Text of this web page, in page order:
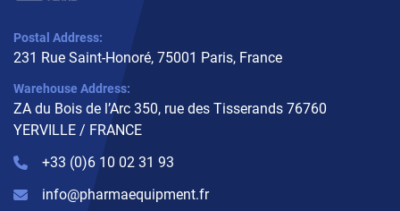
Postal Address:
231 Rue Saint-Honoré, 75001 Paris, France
Warehouse Address:
ZA du Bois de l’Arc 350, rue des Tisserands 76760
YERVILLE / FRANCE
+33 (0)6 10 02 31 93
info@pharmaequipment.fr